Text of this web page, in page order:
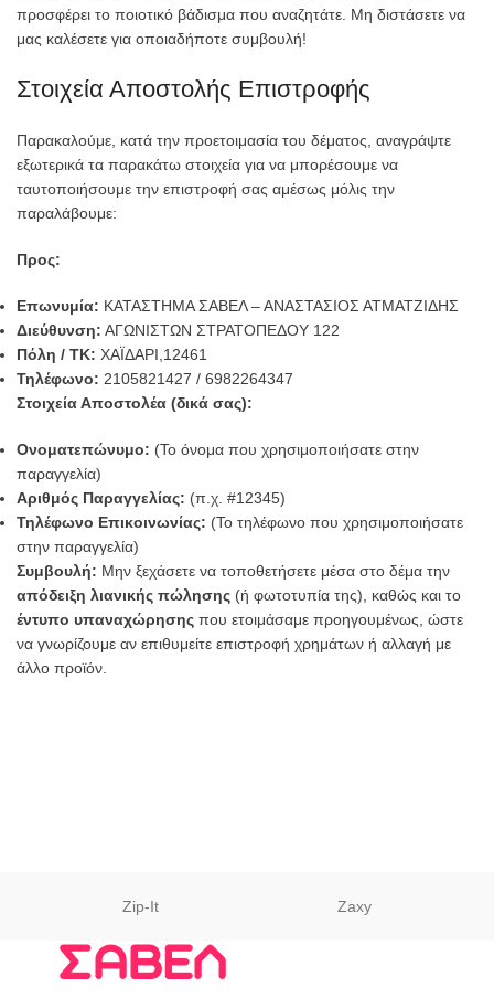
προσφέρει το ποιοτικό βάδισμα που αναζητάτε. Μη διστάσετε να
μας καλέσετε για οποιαδήποτε συμβουλή!
Στοιχεία Αποστολής Επιστροφής
Παρακαλούμε, κατά την προετοιμασία του δέματος, αναγράψτε
εξωτερικά τα παρακάτω στοιχεία για να μπορέσουμε να
ταυτοποιήσουμε την επιστροφή σας αμέσως μόλις την
παραλάβουμε:
Προς:
Επωνυμία: ΚΑΤΑΣΤΗΜΑ ΣΑΒΕΛ – ΑΝΑΣΤΑΣΙΟΣ ΑΤΜΑΤΖΙΔΗΣ
Διεύθυνση: ΑΓΩΝΙΣΤΩΝ ΣΤΡΑΤΟΠΕΔΟΥ 122
Πόλη / ΤΚ: ΧΑΪΔΑΡΙ,12461
Τηλέφωνο: 2105821427 / 6982264347
Στοιχεία Αποστολέα (δικά σας):
Ονοματεπώνυμο: (Το όνομα που χρησιμοποιήσατε στην
παραγγελία)
Αριθμός Παραγγελίας: (π.χ. #12345)
Τηλέφωνο Επικοινωνίας: (Το τηλέφωνο που χρησιμοποιήσατε
στην παραγγελία)
Συμβουλή: Μην ξεχάσετε να τοποθετήσετε μέσα στο δέμα την
απόδειξη λιανικής πώλησης (ή φωτοτυπία της), καθώς και το
έντυπο υπαναχώρησης που ετοιμάσαμε προηγουμένως, ώστε
να γνωρίζουμε αν επιθυμείτε επιστροφή χρημάτων ή αλλαγή με
άλλο προϊόν.
Zip-It Zaxy